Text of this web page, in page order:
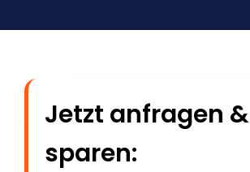
Jetzt anfragen &
sparen: